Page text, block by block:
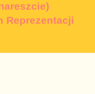
Reprezentacji